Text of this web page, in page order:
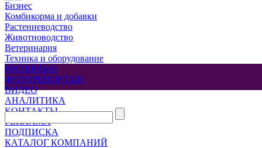
Бизнес
Комбикорма и добавки
Растениеводство
Животноводство
Ветеринария
Техника и оборудование
ИНТЕРВЬЮ
ФОТОРЕПОРТАЖ
ВИДЕО
АНАЛИТИКА
КОНТАКТЫ
РЕКЛАМА
ПОДПИСКА
КАТАЛОГ КОМПАНИЙ